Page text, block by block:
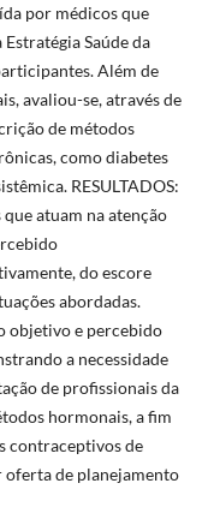
por médicos que
Saúde da
Além de
avaliou-se, através de
de métodos
como diabetes
RESULTADOS:
atuam na atenção
do escore
abordadas.
objetivo e percebido
a necessidade
de profissionais da
hormonais, a fim
contraceptivos de
oferta de planejamento